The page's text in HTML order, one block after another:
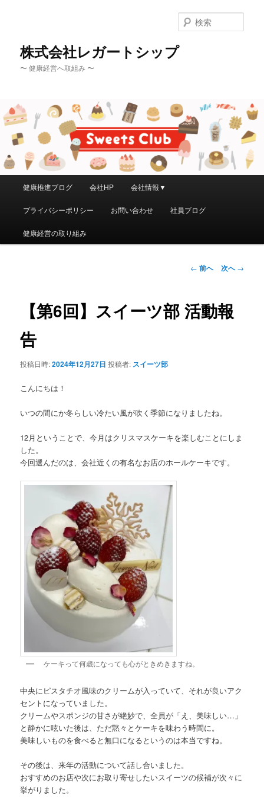
移
動
株式会社レガートシップ
〜 健康経営へ取組み 〜
索
ュ
健康推進ブログ 会社HP 会社情報▼
プライバシーポリシー お問い合わせ 社員ブログ
健康経営の取り組み
投
ビ
ゲ
← 前へ 次へ→
【第6回】スイーツ部 活動報
告
投稿日時:2024年12月27日 投稿者: スイーツ部
こんにちは！
いつの間にか冬らしい冷たい風が吹く季節になりましたね。
12月ということで、今月はクリスマスケーキを楽しむことにしま
した。
今回選んだのは、会社近くの有名なお店のホールケーキです。
ケーキって何歳になっても心がときめきますね。
中央にピスタチオ風味のクリームが入っていて、それが良いアク
セントになっていました。
クリームやスポンジの甘さが絶妙で、全員が「え、美味しい…」
と静かに呟いた後は、ただ黙々とケーキを味わう時間に。
美味しいものを食べると無口になるというのは本当ですね。
その後は、来年の活動について話し合いました。
おすすめのお店や次にお取り寄せしたいスイーツの候補が次々に
挙がりました。